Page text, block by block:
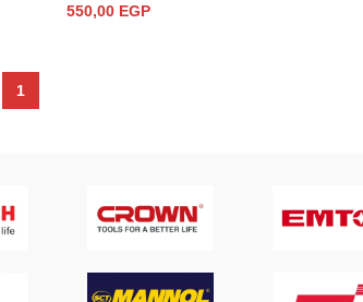
550,00 EGP
1